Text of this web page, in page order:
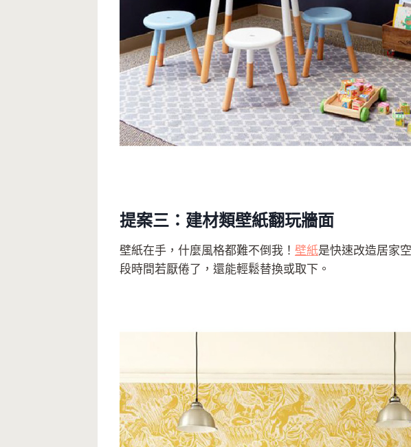
提案三：建材類壁紙翻玩牆面
壁紙在手，什麼風格都難不倒我！ 壁紙是快速改造居家
段時間若厭倦了，還能輕鬆替換或取下。